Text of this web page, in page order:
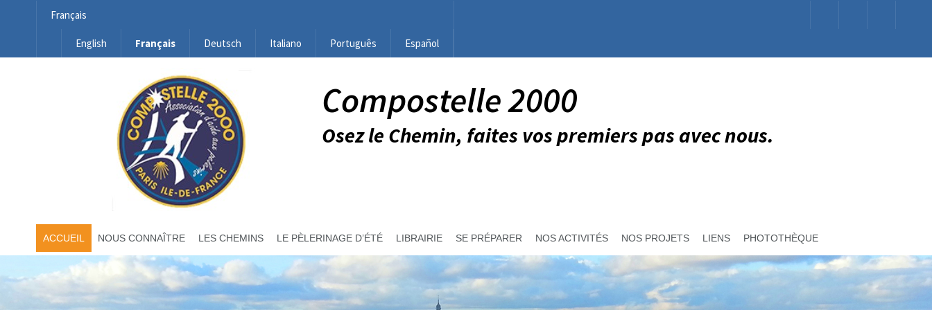
Français
English Français Deutsch Italiano Português Español
Compostelle 2000
Osez le Chemin, faites vos premiers pas avec nous.
ACCUEIL NOUS CONNAÎTRE LES CHEMINS LE PÈLERINAGE D’ÉTÉ LIBRAIRIE SE PRÉPARER NOS ACTIVITÉS NOS PROJETS LIENS PHOTOTHÈQUE